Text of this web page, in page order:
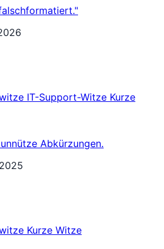
IT-Support-Witze Kurze
Abkürzungen.
Kurze Witze